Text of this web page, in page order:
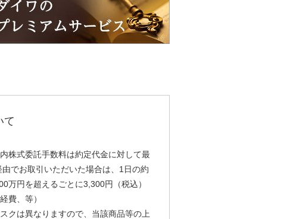
て
株式委託手数料は約定代金に対して最
でお取引いただいた場合は、1日の約
万円を超えるごとに3,300円（税込）
費、等）
クは異なりますので、当該商品等の上